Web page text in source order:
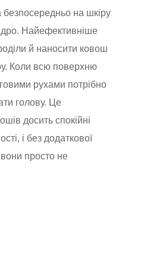
безпосередньо на шкіру
Найефективніше
й наносити ковош
Коли всю поверхню
рухами потрібно
голову. Це
досить спокійні
і без додаткової
просто не